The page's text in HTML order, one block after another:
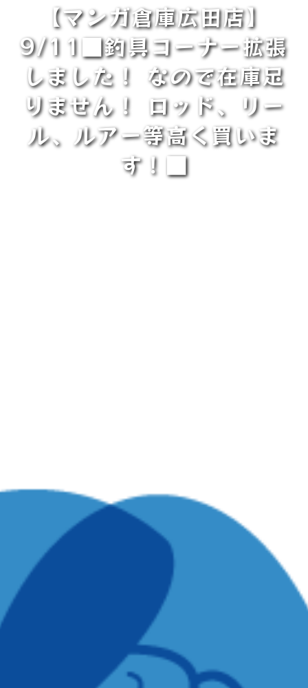
【マンガ倉庫広田店】
9/11■釣具コーナー拡張
しました！ なので在庫足
りません！ ロッド、リー
ル、ルアー等高く買いま
す！■